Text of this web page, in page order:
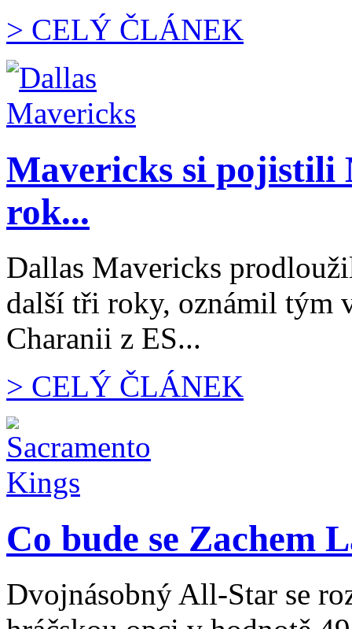
> CELÝ ČLÁNEK
Mavericks si pojistili
rok...
Dallas Mavericks
další tři roky, oznámil tým
Charanii z ES...
> CELÝ ČLÁNEK
Co bude se Zachem
Dvojnásobný All-Star se